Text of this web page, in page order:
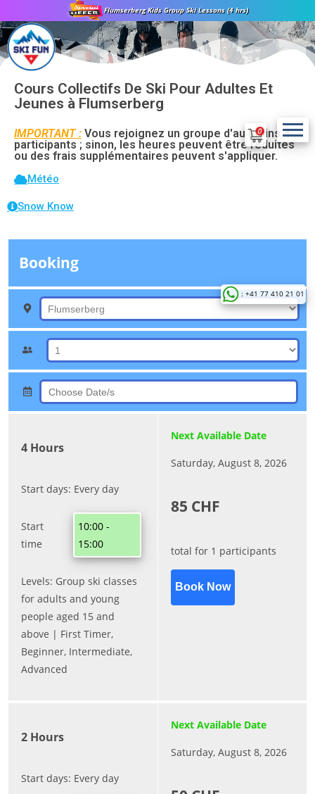
Flumserberg Kids Group Ski Lessons (4 hrs)
Cours Collectifs De Ski Pour Adultes Et
Jeunes à Flumserberg
IMPORTANT : Vous rejoignez un groupe d'au moins 4
participants ; sinon, les heures peuvent être réduites
ou des frais supplémentaires peuvent s'appliquer.
Météo
Snow Know
: +41 77 410 21 01